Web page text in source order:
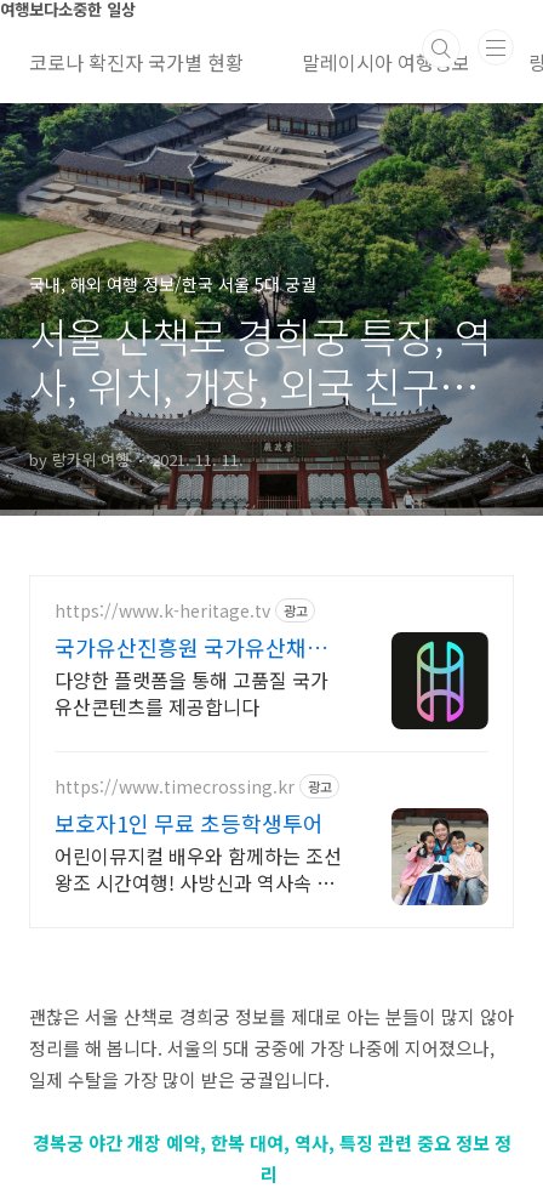
본문 바로가기
여행보다소중한 일상
코로나 확진자 국가별 현황 말레이시아 여행정보
국내, 해외 여행 정보/한국 서울 5대 궁궐
서울 산책로 경희궁 특징, 역
사, 위치, 개장, 외국 친구의
방문 후기
by 랑카위 여행 2021. 11. 11.
https://www.k-heritage.tv 광고
국가유산진흥원 국가유산채널
한국의 세계유산 영상
다양한 플랫폼을 통해 고품질 국가
유산콘텐츠를 제공합니다
https://www.timecrossing.kr 광고
보호자1인 무료 초등학생투어
어린이뮤지컬 배우와 함께하는 조선
왕조 시간여행! 사방신과 역사속 인
괜찮은 서울 산책로 경희궁 정보를 제대로 아는 분들이 많지 않아
정리를 해 봅니다. 서울의 5대 궁중에 가장 나중에 지어졌으나,
일제 수탈을 가장 많이 받은 궁궐입니다.
경복궁 야간 개장 예약, 한복 대여, 역사, 특징 관련 중요 정보 정
리